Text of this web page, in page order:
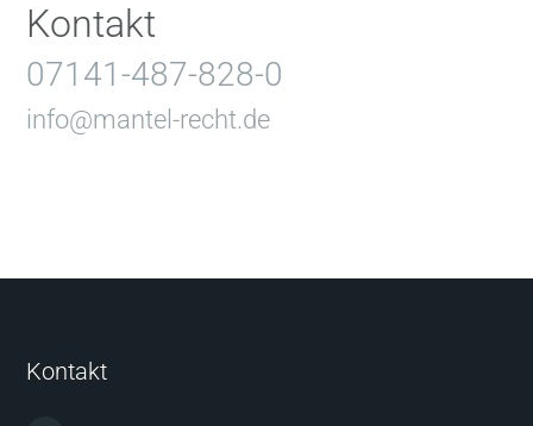
Kontakt
07141-487-828-0
info@mantel-recht.de
Kontakt